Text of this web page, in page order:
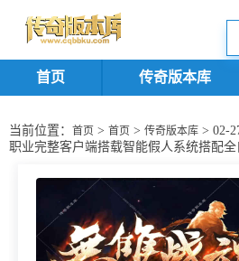
欢迎您光临传奇版本库资源下载站，一个优
首页 传奇版本库
当前位置： 首页 > 首页 > 传奇版本库 > 02-
职业完整客户端搭载智能假人系统搭配